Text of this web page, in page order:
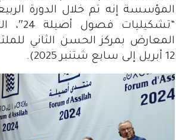
المؤسسة إنه تم خلال الدورة
المعارض بمركز الحسن الثاني
12 أبريل إلى سابع شتنبر 2025).